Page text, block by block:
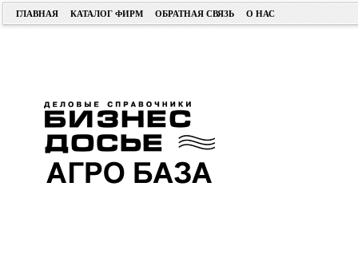
ГЛАВНАЯ КАТАЛОГ ФИРМ ОБРАТНАЯ СВЯЗЬ О НАС